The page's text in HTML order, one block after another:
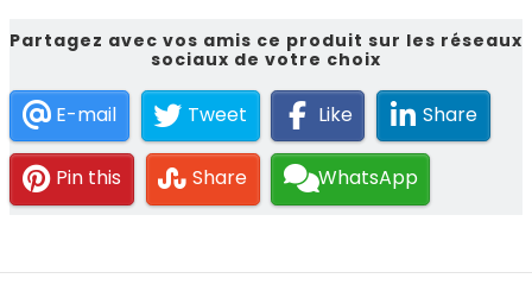
Partagez avec vos amis ce produit sur les réseaux
sociaux de votre choix
E-mail Tweet Like Share
Pin this Share WhatsApp